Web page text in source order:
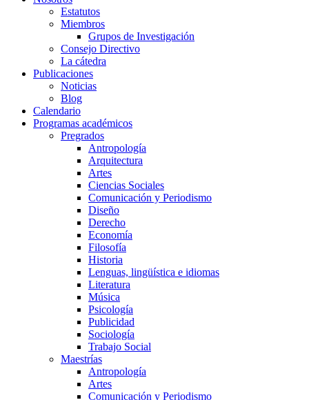
Estatutos
Miembros
Grupos de Investigación
Consejo Directivo
La cátedra
Publicaciones
Noticias
Blog
Calendario
Programas académicos
Pregrados
Antropología
Arquitectura
Artes
Ciencias Sociales
Comunicación y Periodismo
Diseño
Derecho
Economía
Filosofía
Historia
Lenguas, lingüística e idiomas
Literatura
Música
Psicología
Publicidad
Sociología
Trabajo Social
Maestrías
Antropología
Artes
Comunicación y Periodismo